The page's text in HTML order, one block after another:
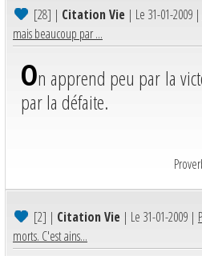
[28] | Citation Vie | Le 31-01-2009 |
mais beaucoup par ...
On apprend peu par la
par la défaite.
[2] | Citation Vie | Le 31-01-2009 |
morts. C'est ains...